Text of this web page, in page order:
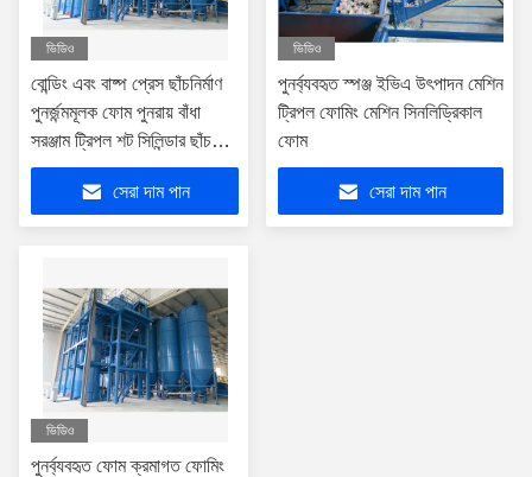
ভিডিও
বোন্ডিং এবং বাষ্প প্রেস ছাঁচনির্মাণ
পুনর্জন্মমূলক ফোম পুনরায় বাঁধা
সরঞ্জাম ট্রিপল শট সিলিন্ডার ছাঁচ
ট্যাংক সম্পূর্ণ স্বয়ংক্রিয় সিমেন্স
সেরা দাম পান
ভিডিও
পুনর্ব্যবহৃত স্পঞ্জ ইভিএ উৎপাদন মেশিন
ট্রিপল ফোমিং মেশিন সিনলিড্রিকাল
ফোম
সেরা দাম পান
ভিডিও
পুনর্ব্যবহৃত ফোম ক্রমাগত ফোমিং